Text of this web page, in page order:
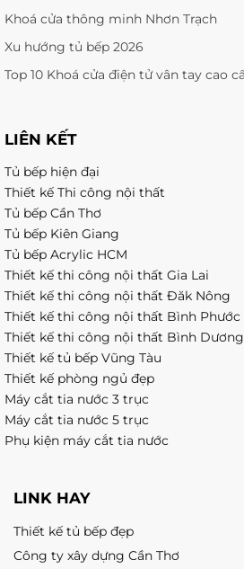
Khoá cửa thông minh Nhơn Trạch
Xu hướng tủ bếp 2026
Top 10 Khoá cửa điện tử vân tay cao
LIÊN KẾT
Tủ bếp hiện đại
Thiết kế Thi công nội thất
Tủ bếp Cần Thơ
Tủ bếp Kiên Giang
Tủ bếp Acrylic HCM
Thiết kế thi công nội thất Gia Lai
Thiết kế thi công nội thất Đăk Nông
Thiết kế thi công nội thất Bình Phước
Thiết kế thi công nội thất Bình Dương
Thiết kế tủ bếp Vũng Tàu
Thiết kế phòng ngủ đẹp
Máy cắt tia nước 3 trục
Máy cắt tia nước 5 trục
Phụ kiện máy cắt tia nước
LINK HAY
Thiết kế tủ bếp đẹp
Công ty xây dựng Cần Thơ